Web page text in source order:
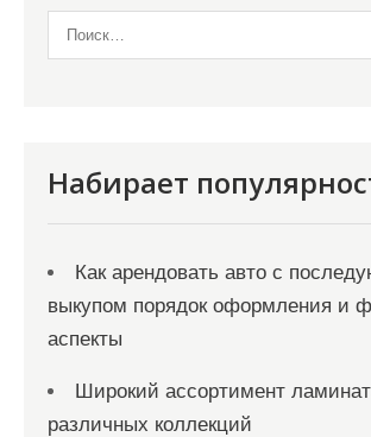
Набирает
Как арендовать авто с
выкупом порядок оформления и
аспекты
Широкий ассортимент
различных коллекций